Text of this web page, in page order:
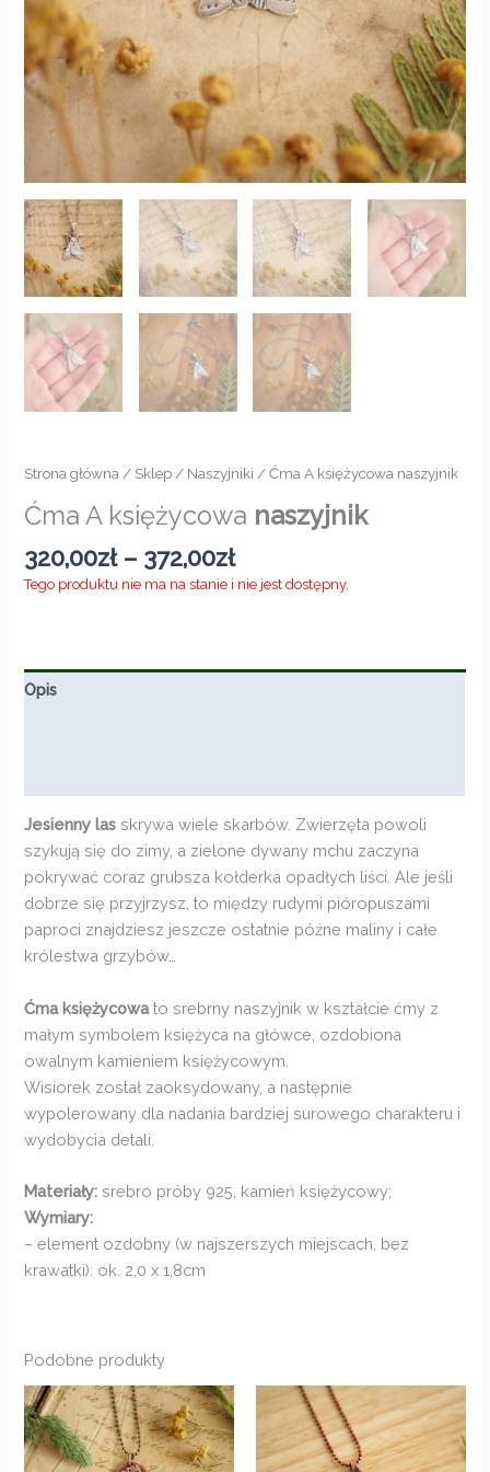
Strona główna / Sklep / Naszyjniki / Ćma A księżycowa naszyjnik
Ćma A księżycowa naszyjnik
320,00zł – 372,00złZakres
cen:
Tego produktu nie ma na stanie i nie jest dostępny.
Opis
Jesienny las skrywa wiele skarbów. Zwierzęta powoli
szykują się do zimy, a zielone dywany mchu zaczyna
pokrywać coraz grubsza kołderka opadłych liści. Ale jeśli
dobrze się przyjrzysz, to między rudymi pióropuszami
paproci znajdziesz jeszcze ostatnie późne maliny i całe
królestwa grzybów…
Ćma księżycowato srebrny naszyjnik w kształcie ćmy z
małym symbolem księżyca na główce, ozdobiona
owalnym kamieniem księżycowym.
Wisiorek został zaoksydowany, a następnie
wypolerowany dla nadania bardziej surowego charakteru i
wydobycia detali.
Materiały: srebro próby 925, kamień księżycowy;
Wymiary:
– element ozdobny (w najszerszych miejscach, bez
krawatki): ok. 2,0 x 1,8cm
Podobne produkty